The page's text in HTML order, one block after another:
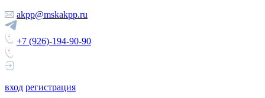
akpp@mskakpp.ru
+7 (926)-194-90-90
вход регистрация